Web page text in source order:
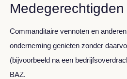
Medegerechtigden
Commanditaire vennoten en
onderneming genieten zonder
(bijvoorbeeld na een
BAZ.